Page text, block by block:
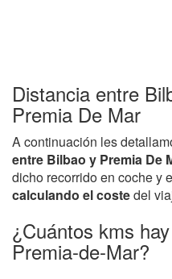
Distancia entre
Premia De Mar
A continuación les
entre Bilbao y Premia De
dicho recorrido en coche y
calculando el costedel
¿Cuántos kms
Premia-de-Mar?